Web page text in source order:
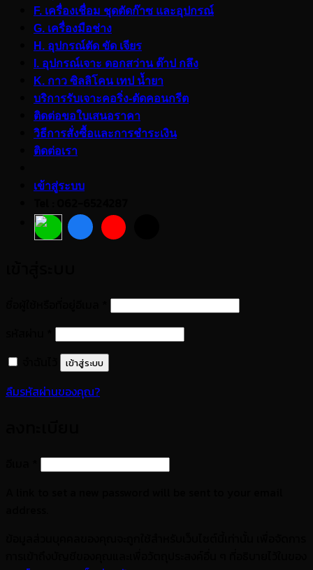
F. เครื่องเชื่อม ชุดตัดก๊าซ และอุปกรณ์
G. เครื่องมือช่าง
H. อุปกรณ์ตัด ขัด เจียร
I. อุปกรณ์เจาะ ดอกสว่าน ต๊าป กลึง
K. กาว ซิลลิโคน เทป น้ำยา
บริการรับเจาะคอริ่ง-ตัดคอนกรีต
ติดต่อขอใบเสนอราคา
วิธีการสั่งซื้อและการชำระเงิน
ติดต่อเรา
เข้าสู่ระบบ
ต้องการ
ต้องการ
เข้าสู่ระบบ
ลืมรหัสผ่านของคุณ?
ต้องการ